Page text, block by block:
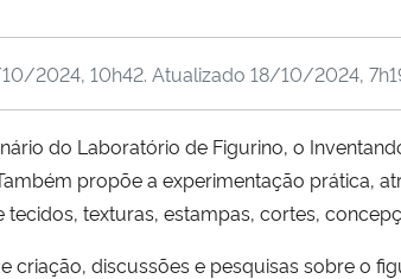
2024, 10h42. Atualizado 18/10/2024,
do Laboratório de Figurino, o
propõe a experimentação prática,
texturas, estampas, cortes,
discussões e pesquisas sobre o